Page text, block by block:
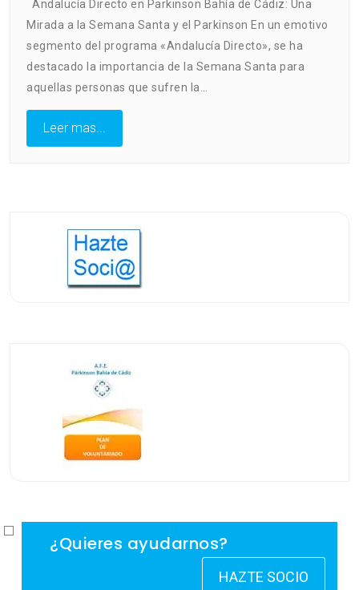
Directo
Andalucía Directo en Parkinson Bahía de Cádiz: Una
Mirada a la Semana Santa y el Parkinson En un emotivo
segmento del programa «Andalucía Directo», se ha
destacado la importancia de la Semana Santa para
aquellas personas que sufren la…
Leer mas...
¿Quieres ayudarnos?
HAZTE SOCIO